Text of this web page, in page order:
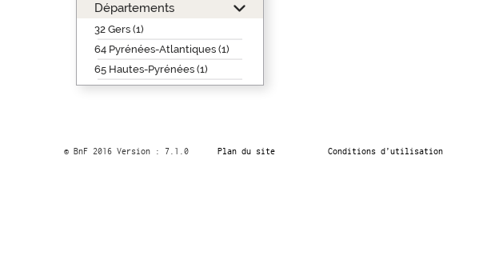
Départements
32 Gers (1)
64 Pyrénées-Atlantiques (1)
65 Hautes-Pyrénées (1)
© BnF 2016 Version : 7.1.0 Plan du site Conditions d’utilisation